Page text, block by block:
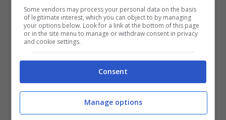
Some vendors may process your personal data on the basis
of legitimate interest, which you can object to by managing
your options below. Look for a link at the bottom of this page
or in the site menu to manage or withdraw consent in privacy
and cookie settings.
Consent
Manage options